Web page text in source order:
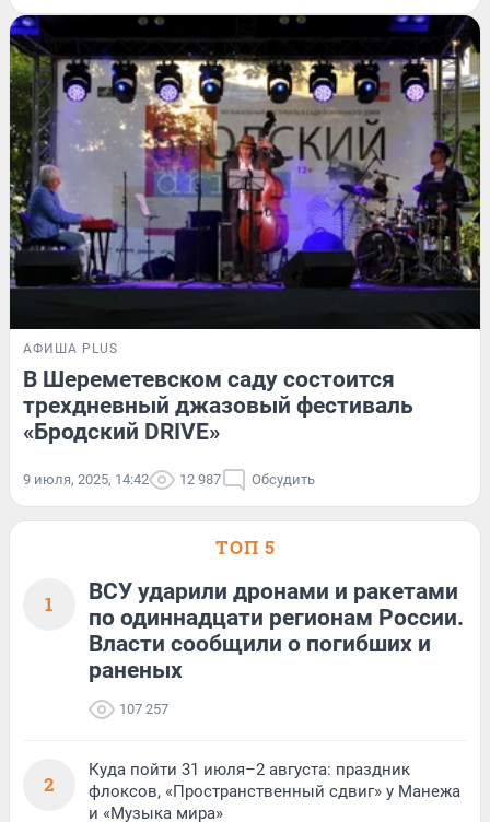
АФИША PLUS
В Шереметевском саду состоится
трехдневный джазовый фестиваль
«Бродский DRIVE»
9 июля, 2025, 14:42 12 987 Обсудить
ТОП 5
1
ВСУ ударили дронами и ракетами
по одиннадцати регионам России.
Власти сообщили о погибших и
раненых
107 257
2
Куда пойти 31 июля–2 августа: праздник
флоксов, «Пространственный сдвиг» у Манежа
и «Музыка мира»